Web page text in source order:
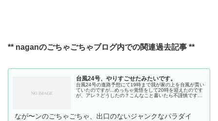
** naganのごちゃごちゃブログ内での関連過去記事 **
台風24号、やりすごせたみたいです。
台風24号の進路予想にて19時まで我が家の上を台風が貫い
ていたのですが...めっちゃ覚悟をして20時を迎えたのです
が、アレ？どうしたの？こんなこと書いたら不謹慎です
なが〜ンのごちゃごちゃ、出口のないジャンクなパラダイ